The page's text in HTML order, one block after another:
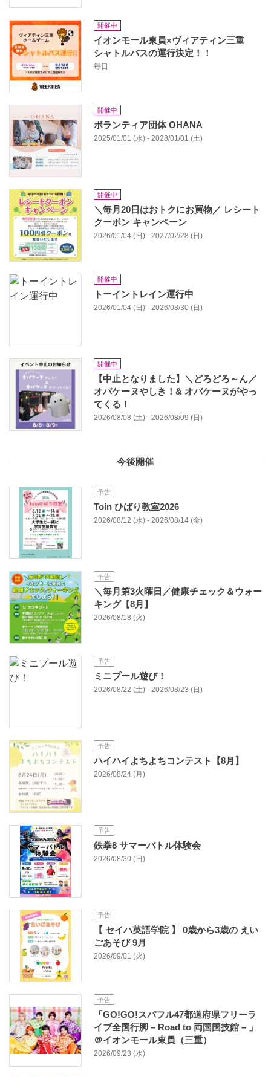
開催中
イオンモール東員×ヴィアティン三重
シャトルバスの運行決定！！
毎日
開催中
ボランティア団体 OHANA
2025/01/01 (水) - 2028/01/01 (土)
開催中
＼毎月20日はおトクにお買物​／ レシート
クーポン​ キャンペーン​ ​
2026/01/04 (日) - 2027/02/28 (日)
開催中
トーイントレイン運行中
2026/01/04 (日) - 2026/08/30 (日)
開催中
【中止となりました】＼どろどろ～ん／
オバケーヌやしき！& オバケーヌがやっ
てくる！
2026/08/08 (土) - 2026/08/09 (日)
今後開催
予告
Toin ひばり教室2026
2026/08/12 (水) - 2026/08/14 (金)
予告
＼毎月第3火曜日／健康チェック＆ウォー
キング【8月】
2026/08/18 (火)
予告
ミニプール遊び！
2026/08/22 (土) - 2026/08/23 (日)
予告
ハイハイよちよちコンテスト【8月】
2026/08/24 (月)
予告
鉄拳8 サマーバトル体験会
2026/08/30 (日)
予告
【 セイハ英語学院 】 0歳から3歳の えい
ごあそび 9月
2026/09/01 (火)
予告
「GO!GO!スパフル47都道府県フリーラ
イブ全国行脚 – Road to 両国国技館 – 」
＠イオンモール東員（三重）
2026/09/23 (水)